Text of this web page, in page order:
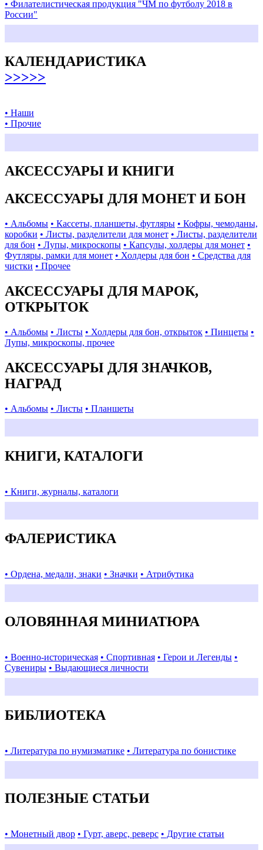
• Филателистическая продукция "ЧМ по футболу 2018 в
России"
КАЛЕНДАРИСТИКА
>>>>>
• Наши
• Прочие
АКСЕССУАРЫ И КНИГИ
АКСЕССУАРЫ ДЛЯ МОНЕТ И БОН
• Альбомы • Кассеты, планшеты, футляры • Кофры, чемоданы,
коробки • Листы, разделители для монет • Листы, разделители
для бон • Лупы, микроскопы • Капсулы, холдеры для монет •
Футляры, рамки для монет • Холдеры для бон • Средства для
чистки • Прочее
АКСЕССУАРЫ ДЛЯ МАРОК,
ОТКРЫТОК
• Альбомы • Листы • Холдеры для бон, открыток • Пинцеты •
Лупы, микроскопы, прочее
АКСЕССУАРЫ ДЛЯ ЗНАЧКОВ,
НАГРАД
• Альбомы • Листы • Планшеты
КНИГИ, КАТАЛОГИ
• Книги, журналы, каталоги
ФАЛЕРИСТИКА
• Ордена, медали, знаки • Значки • Атрибутика
ОЛОВЯННАЯ МИНИАТЮРА
• Военно-историческая • Спортивная • Герои и Легенды •
Сувениры • Выдающиеся личности
БИБЛИОТЕКА
• Литература по нумизматике • Литература по бонистике
ПОЛЕЗНЫЕ СТАТЬИ
• Монетный двор • Гурт, аверс, реверс • Другие статьи